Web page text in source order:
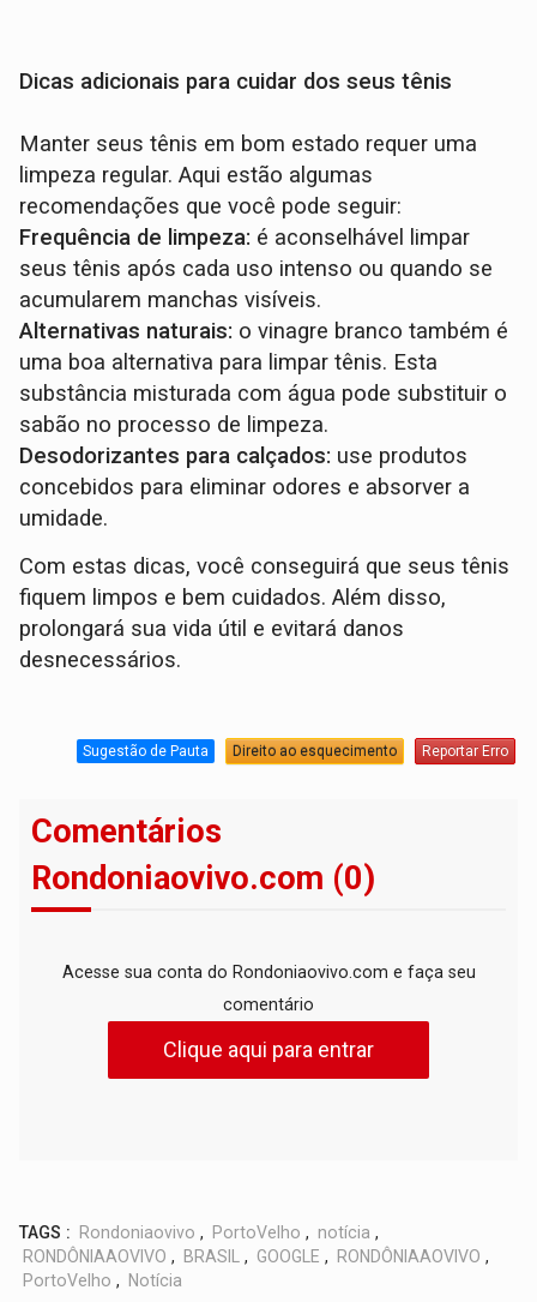
Dicas adicionais para cuidar dos seus tênis
Manter seus tênis em bom estado requer uma
limpeza regular. Aqui estão algumas
recomendações que você pode seguir:
Frequência de limpeza: é aconselhável limpar
seus tênis após cada uso intenso ou quando se
acumularem manchas visíveis.
Alternativas naturais: o vinagre branco também é
uma boa alternativa para limpar tênis. Esta
substância misturada com água pode substituir o
sabão no processo de limpeza.
Desodorizantes para calçados: use produtos
concebidos para eliminar odores e absorver a
umidade.
Com estas dicas, você conseguirá que seus tênis
fiquem limpos e bem cuidados. Além disso,
prolongará sua vida útil e evitará danos
desnecessários.
Sugestão de Pauta Direito ao esquecimento Reportar Erro
Comentários
Rondoniaovivo.com (0)
Acesse sua conta do Rondoniaovivo.com e faça seu
comentário
Clique aqui para entrar
TAGS : Rondoniaovivo , PortoVelho , notícia ,
RONDÔNIAAOVIVO , BRASIL , GOOGLE , RONDÔNIAAOVIVO ,
PortoVelho , Notícia